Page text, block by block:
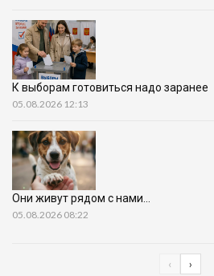
К выборам готовиться надо заранее
05.08.2026 12:13
Они живут рядом с нами…
05.08.2026 08:22
‹ ›